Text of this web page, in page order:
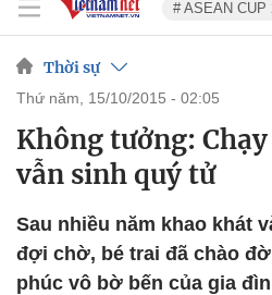
# ASEAN CUP
Thời sự
thứ năm, 15/10/2015 - 02:05
Không tưởng:
vẫn sinh quý tử
Sau nhiều năm khao khát
đợi chờ, bé trai đã chào
phúc vô bờ bến của gia